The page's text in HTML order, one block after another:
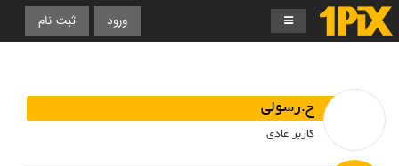
ورود ثبت نام
ح.رسولی
کاربر عادی